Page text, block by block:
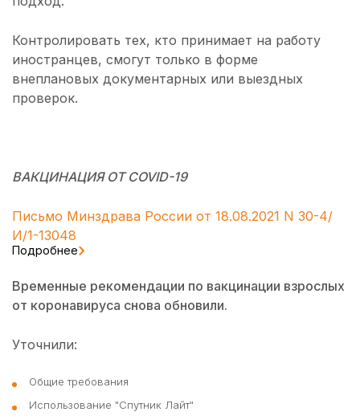
Контролировать тех, кто принимает на работу
иностранцев, смогут только в форме
внеплановых документарных или выездных
проверок.
ВАКЦИНАЦИЯ ОТ COVID-19
Письмо Минздрава России от 18.08.2021 N 30-4/
И/1-13048
Подробнее
Временные рекомендации по вакцинации взрослых
от коронавируса снова обновили.
Уточнили:
Общие требования
Использование "Спутник Лайт"